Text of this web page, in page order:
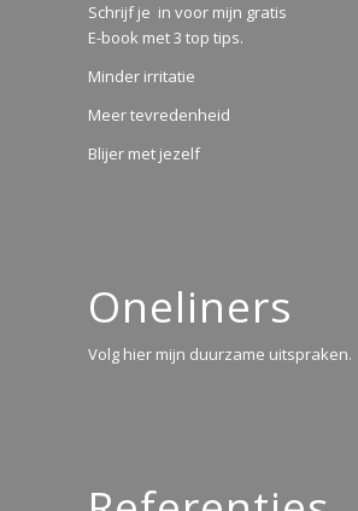
Schrijf je in voor mijn gratis
E-book met 3 top tips.
Minder irritatie
Meer tevredenheid
Blijer met jezelf
Oneliners
Volg hier mijn duurzame uitspraken.